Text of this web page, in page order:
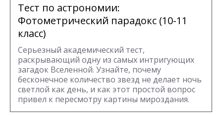
Тест по астрономии:
Фотометрический парадокс (10-11
класс)
Серьезный академический тест,
раскрывающий одну из самых интригующих
загадок Вселенной. Узнайте, почему
бесконечное количество звезд не делает ночь
светлой как день, и как этот простой вопрос
привел к пересмотру картины мироздания.